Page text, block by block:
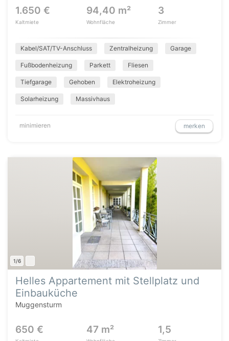
1.650 €
Kaltmiete
94,40 m²
Wohnfläche
3
Zimmer
Kabel/SAT/TV-Anschluss Zentralheizung Garage
Fußbodenheizung Parkett Fliesen
Tiefgarage Gehoben Elektroheizung
Solarheizung Massivhaus
minimieren merken
1/6
Helles Appartement mit Stellplatz und
Einbauküche
Muggensturm
650 € 47 m² 1,5